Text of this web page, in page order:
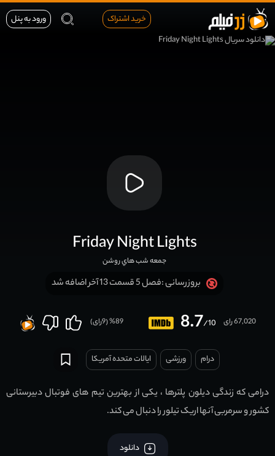
خرید اشتراک ورود به پنل
Friday Night Lights
جمعه شب هاي روشن
بروزرسانی :فصل 5 قسمت 13 آخر اضافه شد
8.7/10 67,020 رای 89
% (
9رای)
درام ورزشی ایالات متحده آمریکا
درامی که زندگی دیلون پلترها ، یکی از بهترین تیم های فوتبال دبیرستانی
کشور و سرمربی آنها اریک تیلور را دنبال می کند.
دانلود